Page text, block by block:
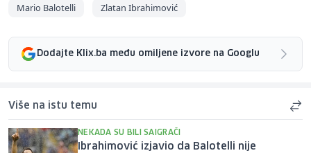
Mario Balotelli Zlatan Ibrahimović
Dodajte Klix.ba među omiljene izvore na Googlu
Više na istu temu
NEKADA SU BILI SAIGRAČI
Ibrahimović izjavio da Balotelli nije